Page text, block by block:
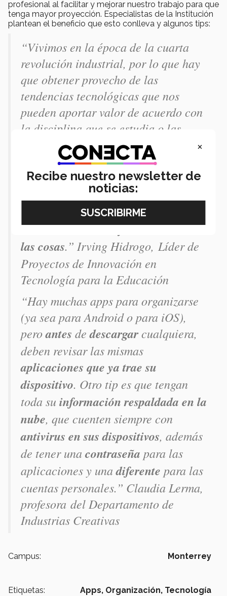
profesional al facilitar y mejorar nuestro trabajo para que
tenga mayor proyección. Especialistas de la Institución
plantean el beneficio que esto conlleva y algunos tips:
“Vivimos en la época de la cuarta
revolución industrial, por lo que hay
que obtener provecho de las
tendencias tecnológicas que nos
pueden aportar valor de acuerdo con
la disciplina que se estudia o las
necesidades particulares. Por ello es
valioso estar al pendiente y
experimentar con tecnologías como
realidad virtual, inteligencia
artificial, impresión 3D, drones,
asistentes virtuales y el internet de
las cosas.” Irving Hidrogo, Líder de
Proyectos de Innovación en
Tecnología para la Educación
“Hay muchas apps para organizarse
(ya sea para Android o para iOS),
peroantes dedescargarcualquiera,
deben revisar las mismas
aplicaciones que ya trae su
dispositivo. Otro tip es que tengan
toda su información respaldada en la
nube, que cuenten siempre con
antivirus en sus dispositivos, además
de tener unacontraseña para las
aplicaciones y unadiferente para las
cuentas personales.” Claudia Lerma,
profesora del Departamento de
Industrias Creativas
Campus: Monterrey
Etiquetas: Apps, Organización, Tecnología
×
Recibe nuestro newsletter de
noticias: